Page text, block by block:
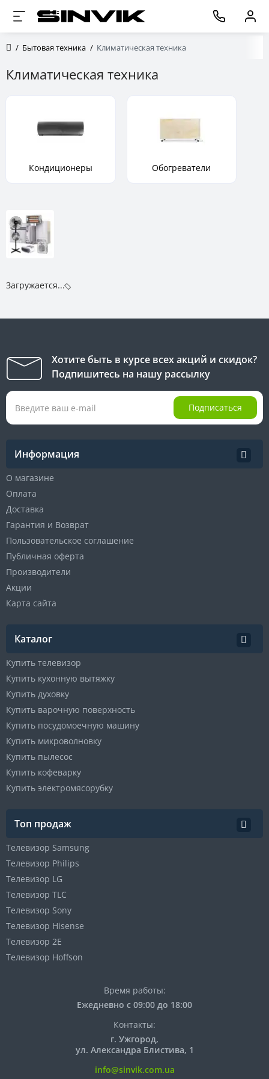
Бытовая техника Климатическая техника
Климатическая техника
Кондиционеры Обогреватели
Загружается...
Хотите быть в курсе всех акций и скидок?
Подпишитесь на нашу рассылку
Подписаться
Информация
О магазине
Оплата
Доставка
Гарантия и Возврат
Пользовательское соглашение
Публичная оферта
Производители
Акции
Карта сайта
Каталог
Купить телевизор
Купить кухонную вытяжку
Купить духовку
Купить варочную поверхность
Купить посудомоечную машину
Купить микроволновку
Купить пылесос
Купить кофеварку
Купить электромясорубку
Топ продаж
Телевизор Samsung
Телевизор Philips
Телевизор LG
Телевизор TLC
Телевизор Sony
Телевизор Hisense
Телевизор 2E
Телевизор Hoffson
Время работы:
Ежедневно с 09:00 до 18:00
Контакты:
г. Ужгород,
ул. Александра Блистива, 1
info@sinvik.com.ua